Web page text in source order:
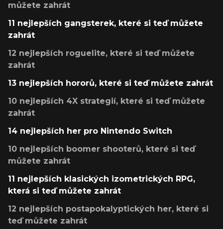
můžete zahrát
11 nejlepších gangsterek, které si teď můžete
zahrát
12 nejlepších roguelite, které si teď můžete
zahrát
13 nejlepších hororů, které si teď můžete zahrát
10 nejlepších 4X strategií, které si teď můžete
zahrát
14 nejlepších her pro Nintendo Switch
10 nejlepších boomer shooterů, které si teď
můžete zahrát
11 nejlepších klasických izometrických RPG,
která si teď můžete zahrát
12 nejlepších postapokalyptických her, které si
teď můžete zahrát